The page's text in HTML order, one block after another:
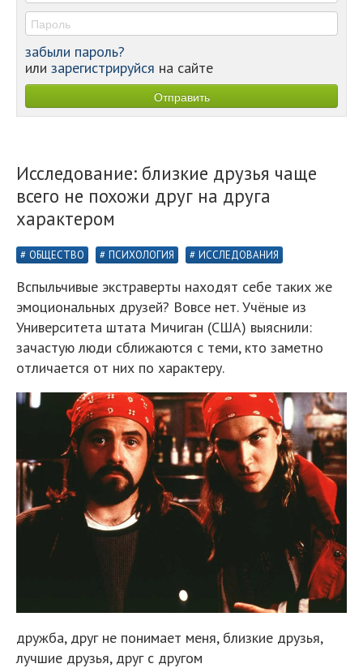
забыли пароль?
или зарегистрируйся на сайте
Исследование: близкие друзья чаще
всего не похожи друг на друга
характером
ОБЩЕСТВО ПСИХОЛОГИЯ ИССЛЕДОВАНИЯ
Вспыльчивые экстраверты находят себе таких же
эмоциональных друзей? Вовсе нет. Учёные из
Университета штата Мичиган (США) выяснили:
зачастую люди сближаются с теми, кто заметно
отличается от них по характеру.
дружба, друг не понимает меня, близкие друзья,
лучшие друзья, друг с другом